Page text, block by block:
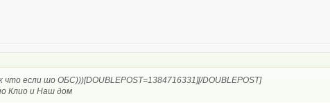
что если шо ОБС)))[DOUBLEPOST=1384716331][/DOUBLEPOST]
Клио и Наш дом